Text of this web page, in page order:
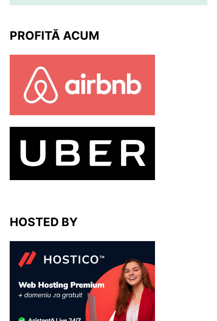
PROFITĂ ACUM
HOSTED BY